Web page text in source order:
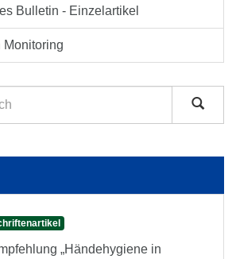
Bulletin - Einzelartikel
Monitoring
„Händehygiene in